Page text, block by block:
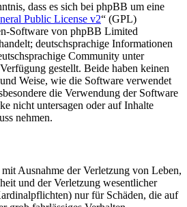
dass es sich bei phpBB um eine
Public License v2“ (GPL)
Software von phpBB Limited
deutschsprachige Informationen
Community unter
gestellt. Beide haben keinen
Weise, wie die Software verwendet
die Verwendung der Software
nicht untersagen oder auf Inhalte
nehmen.
Ausnahme der Verletzung von Leben,
und der Verletzung wesentlicher
nur für Schäden, die auf